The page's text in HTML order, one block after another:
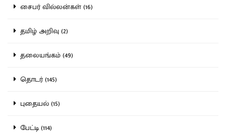
சைபர் வில்லன்கள் (16)
தமிழ் அறிவு (2)
தலையங்கம் (49)
தொடர் (145)
புதையல் (15)
பேட்டி (114)